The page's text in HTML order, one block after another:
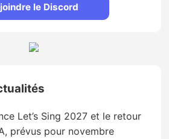
le Discord
Let’s Sing 2027 et le retour
prévus pour novembre